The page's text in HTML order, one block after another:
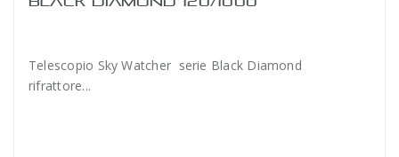
Telescopio Sky Watcher serie Black Diamond
rifrattore...